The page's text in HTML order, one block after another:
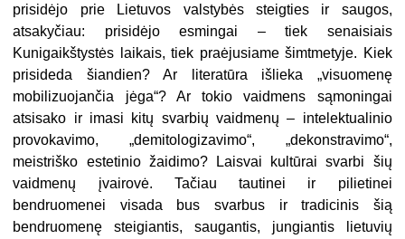
prisidėjo prie Lietuvos valstybės steigties ir saugos,
atsakyčiau: prisidėjo esmingai – tiek senaisiais
Kunigaikštystės laikais, tiek praėjusiame šimtmetyje. Kiek
prisideda šiandien? Ar literatūra išlieka „visuomenę
mobilizuojančia jėga“? Ar tokio vaidmens sąmoningai
atsisako ir imasi kitų svarbių vaidmenų – intelektualinio
provokavimo, „demitologizavimo“, „dekonstravimo“,
meistriško estetinio žaidimo? Laisvai kultūrai svarbi šių
vaidmenų įvairovė. Tačiau tautinei ir pilietinei
bendruomenei visada bus svarbus ir tradicinis šią
bendruomenę steigiantis, saugantis, jungiantis lietuvių